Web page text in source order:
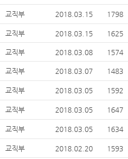
교직부 2018.03.15 1798
교직부 2018.03.15 1625
교직부 2018.03.08 1574
교직부 2018.03.07 1483
교직부 2018.03.05 1592
교직부 2018.03.05 1647
교직부 2018.03.05 1634
교직부 2018.02.20 1593